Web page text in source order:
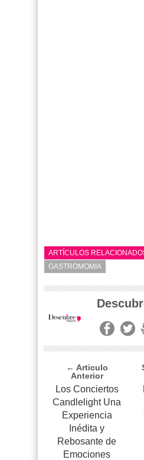
ARTÍCULOS
GASTROMOMIA
← Articulo
Anterior
Los Conciertos
Candlelight Una
Experiencia
Inédita y
Rebosante de
Emociones